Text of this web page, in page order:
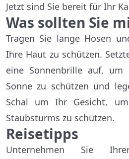
Jetzt sind Sie bereit für Ihr
Was sollten Sie
Tragen Sie lange Hosen
Ihre Haut zu schützen.
eine Sonnenbrille auf,
Sonne zu schützen und
Schal um Ihr Gesicht,
Staubsturms zu schützen.
Reisetipps
Unternehmen Sie